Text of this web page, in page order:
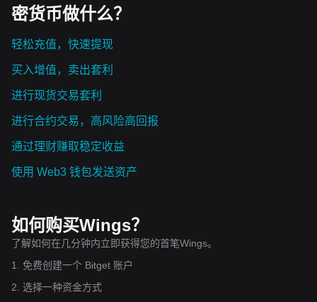
密货币做什么？
轻松充值，快速提现
买入增值，卖出套利
进行现货交易套利
进行合约交易，高风险高回报
通过理财赚取稳定收益
使用 Web3 钱包发送资产
如何购买Wings？
了解如何在几分钟内立即获得您的首笔Wings。
1. 免费创建一个 Bitget 账户
2. 选择一种资金方式